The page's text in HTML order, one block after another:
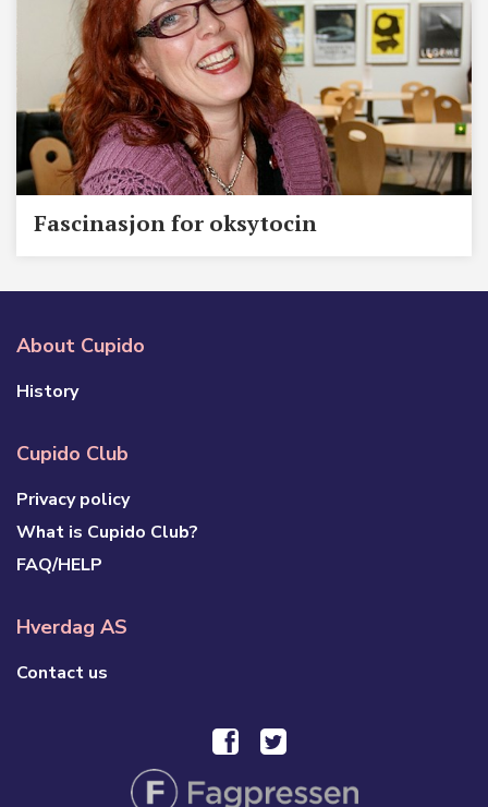
Fascinasjon for oksytocin
About Cupido
History
Cupido Club
Privacy policy
What is Cupido Club?
FAQ/HELP
Hverdag AS
Contact us